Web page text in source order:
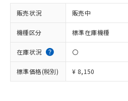
販売状況 販売中
機種区分 標準在庫機種
在庫状況 〇
標準価格(税別) ¥ 8,150